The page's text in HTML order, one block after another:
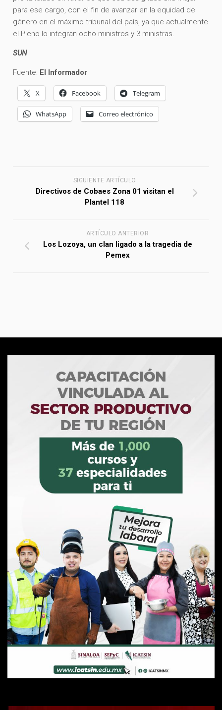
para ese cargo, con el fin de avanzar en la equidad de
género en el máximo tribunal del país, ya que actualmente
el Pleno lo integran ocho ministros y 3 ministras.
SUN
Fuente: El Informador
X Facebook Telegram
WhatsApp Correo electrónico
SIGUIENTE ARTÍCULO
Directivos de Cobaes Zona 01 visitan el
Plantel 118
ARTÍCULO ANTERIOR
Los Lozoya, un clan ligado a la tragedia de
Pemex